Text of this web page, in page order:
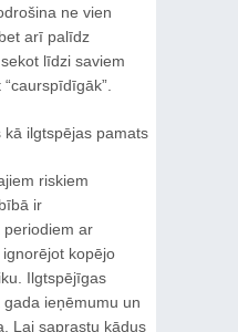
ne vien
arī palīdz
līdzi saviem
ilgtspējas pamats
riskiem
ir
periodiem ar
kopējo
Ilgtspējīgas
ieņēmumu un
Lai saprastu kādus